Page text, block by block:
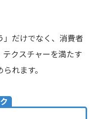
」だけでなく、消費者
クスチャーを満たす
れます。